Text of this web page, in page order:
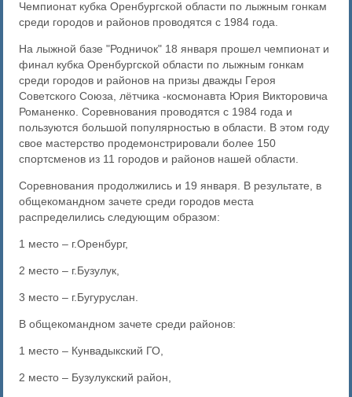
Чемпионат кубка Оренбургской области по лыжным гонкам
среди городов и районов проводятся с 1984 года.
На лыжной базе "Родничок" 18 января прошел чемпионат и
финал кубка Оренбургской области по лыжным гонкам
среди городов и районов на призы дважды Героя
Советского Союза, лётчика -космонавта Юрия Викторовича
Романенко. Соревнования проводятся с 1984 года и
пользуются большой популярностью в области. В этом году
свое мастерство продемонстрировали более 150
спортсменов из 11 городов и районов нашей области.
Соревнования продолжились и 19 января. В результате, в
общекомандном зачете среди городов места
распределились следующим образом:
1 место – г.Оренбург,
2 место – г.Бузулук,
3 место – г.Бугуруслан.
В общекомандном зачете среди районов:
1 место – Кунвадыкский ГО,
2 место – Бузулукский район,